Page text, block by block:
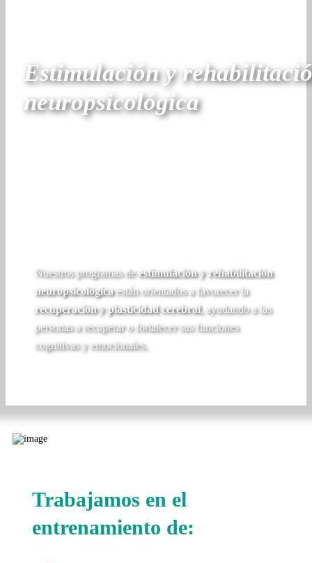
Estimulación y
neuropsicológica
Nuestros programas deestimulación y rehabilitación
neuropsicológicaestán orientados a favorecer la
recuperación y plasticidad cerebral, ayudando a las
personas a recuperar o fortalecer sus funciones
cognitivas y emocionales.
Trabajamos en el
entrenamiento de: